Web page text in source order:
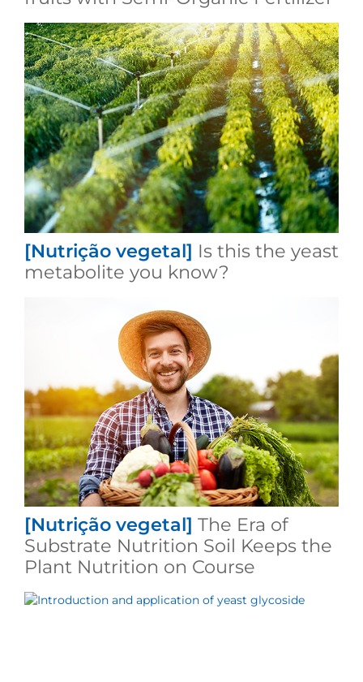
[Nutrição vegetal] Is this the yeast
metabolite you know?
[Nutrição vegetal] The Era of
Substrate Nutrition Soil Keeps the
Plant Nutrition on Course